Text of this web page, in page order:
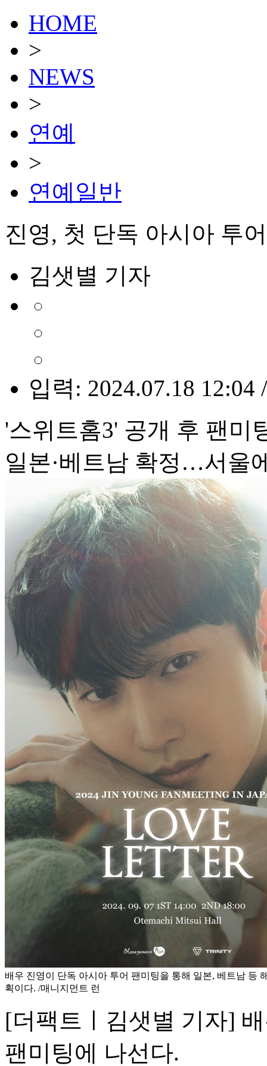
HOME
>
NEWS
>
연예
>
연예일반
진영, 첫 단독 아시아 투
김샛별 기자
입력: 2024.07.18 12:04
'스위트홈3' 공개 후 팬미
일본·베트남 확정…서울
배우 진영이 단독 아시아 투어 팬미팅을 통해 일본, 베트남 등
획이다. /매니지먼트 런
[더팩트ㅣ김샛별 기자]
팬미팅에 나선다.